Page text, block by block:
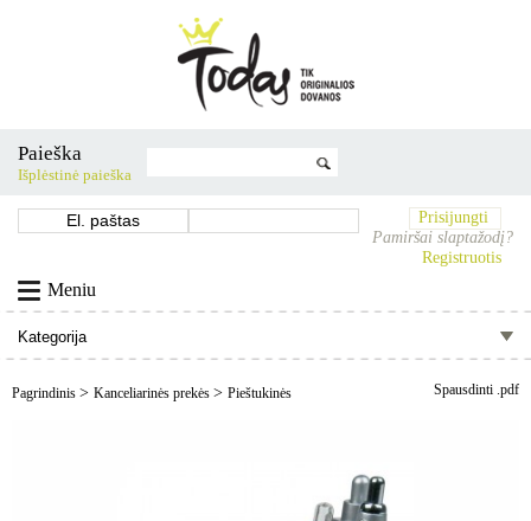
Paieška
Išplėstinė paieška
Prisijungti
Pamiršai slaptažodį?
Registruotis
Meniu
Pagrindinis > Kanceliarinės prekės > Pieštukinės Spausdinti .pdf